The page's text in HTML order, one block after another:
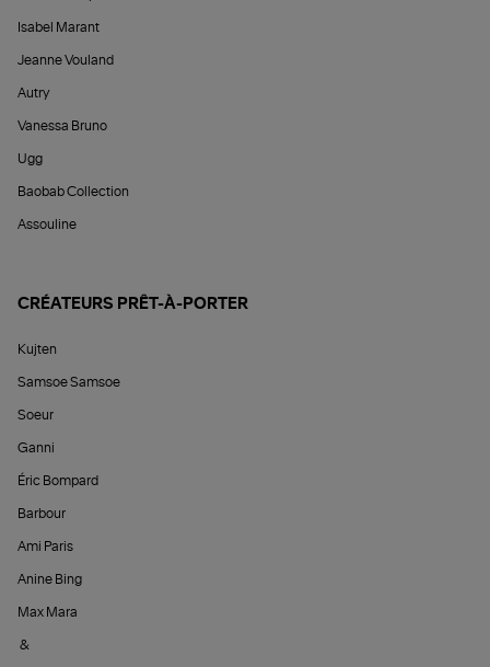
Isabel Marant
Jeanne Vouland
Autry
Vanessa Bruno
Ugg
Baobab Collection
Assouline
CRÉATEURS PRÊT-À-PORTER
Kujten
Samsoe Samsoe
Soeur
Ganni
Éric Bompard
Barbour
Ami Paris
Anine Bing
Max Mara
&